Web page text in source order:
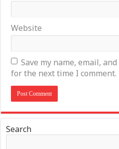
Website
Save my name, email,
for the next time I comment.
Search